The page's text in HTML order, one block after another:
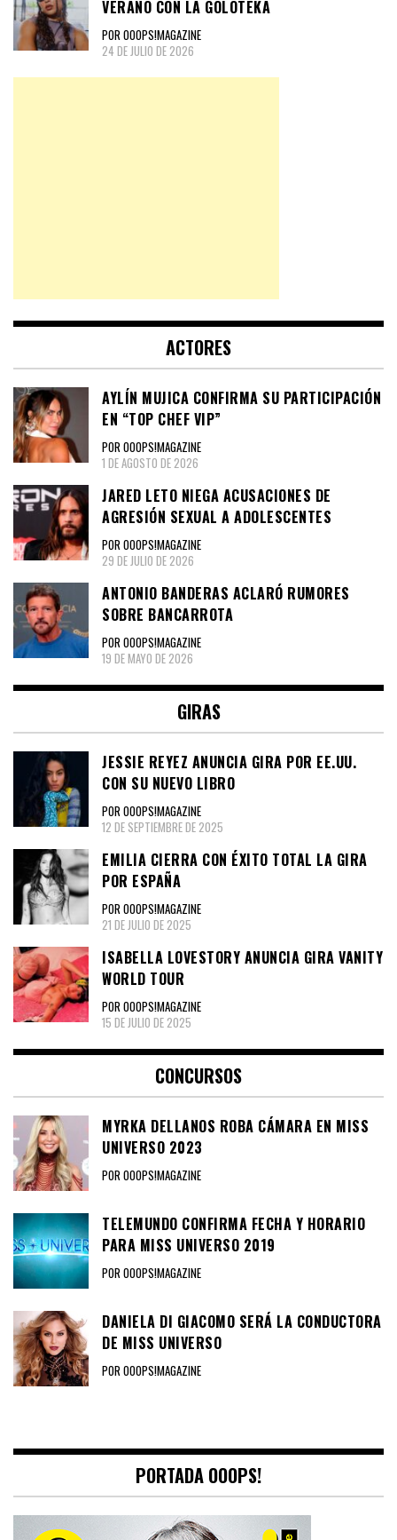
VERANO CON LA GOLOTEKA
POR OOOPS!MAGAZINE
24 DE JULIO DE 2026
ACTORES
AYLÍN MUJICA CONFIRMA SU PARTICIPACIÓN
EN “TOP CHEF VIP”
POR OOOPS!MAGAZINE
1 DE AGOSTO DE 2026
JARED LETO NIEGA ACUSACIONES DE
AGRESIÓN SEXUAL A ADOLESCENTES
POR OOOPS!MAGAZINE
29 DE JULIO DE 2026
ANTONIO BANDERAS ACLARÓ RUMORES
SOBRE BANCARROTA
POR OOOPS!MAGAZINE
19 DE MAYO DE 2026
GIRAS
JESSIE REYEZ ANUNCIA GIRA POR EE.UU.
CON SU NUEVO LIBRO
POR OOOPS!MAGAZINE
12 DE SEPTIEMBRE DE 2025
EMILIA CIERRA CON ÉXITO TOTAL LA GIRA
POR ESPAÑA
POR OOOPS!MAGAZINE
21 DE JULIO DE 2025
ISABELLA LOVESTORY ANUNCIA GIRA VANITY
WORLD TOUR
POR OOOPS!MAGAZINE
15 DE JULIO DE 2025
CONCURSOS
MYRKA DELLANOS ROBA CÁMARA EN MISS
UNIVERSO 2023
POR OOOPS!MAGAZINE
TELEMUNDO CONFIRMA FECHA Y HORARIO
PARA MISS UNIVERSO 2019
POR OOOPS!MAGAZINE
DANIELA DI GIACOMO SERÁ LA CONDUCTORA
DE MISS UNIVERSO
POR OOOPS!MAGAZINE
PORTADA OOOPS!